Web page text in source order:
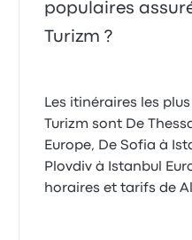
populaires
Turizm ?
Les itinéraires les
Turizm sont De
Europe, De Sofia à
Plovdiv à Istanbul
horaires et tarifs de